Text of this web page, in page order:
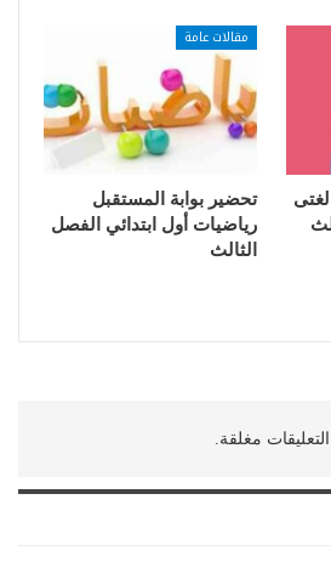
مقالات عامة
تحضير بوابة المستقبل
رياضيات أول ابتدائي الفصل
الثالث
التعليقات مغلقة.